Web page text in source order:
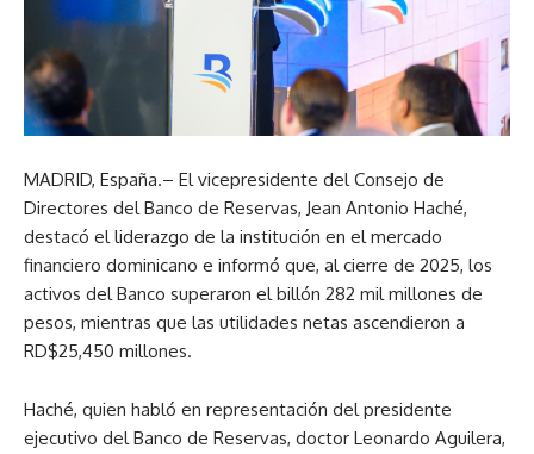
MADRID, España.– El vicepresidente del Consejo de
Directores del Banco de Reservas, Jean Antonio Haché,
destacó el liderazgo de la institución en el mercado
financiero dominicano e informó que, al cierre de 2025, los
activos del Banco superaron el billón 282 mil millones de
pesos, mientras que las utilidades netas ascendieron a
RD$25,450 millones.
Haché, quien habló en representación del presidente
ejecutivo del Banco de Reservas, doctor Leonardo Aguilera,